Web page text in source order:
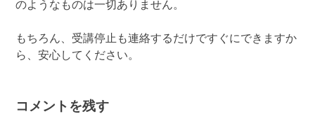
のようなものは一切ありません。
もちろん、受講停止も連絡するだけですぐにできますか
ら、安心してください。
コメントを残す